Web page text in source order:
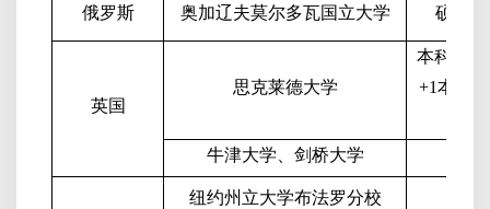
俄罗斯 奥加辽夫莫尔多瓦国立大学 硕士
英国
思克莱德大学
本科生
+1本硕
牛津大学、剑桥大学
纽约州立大学布法罗分校